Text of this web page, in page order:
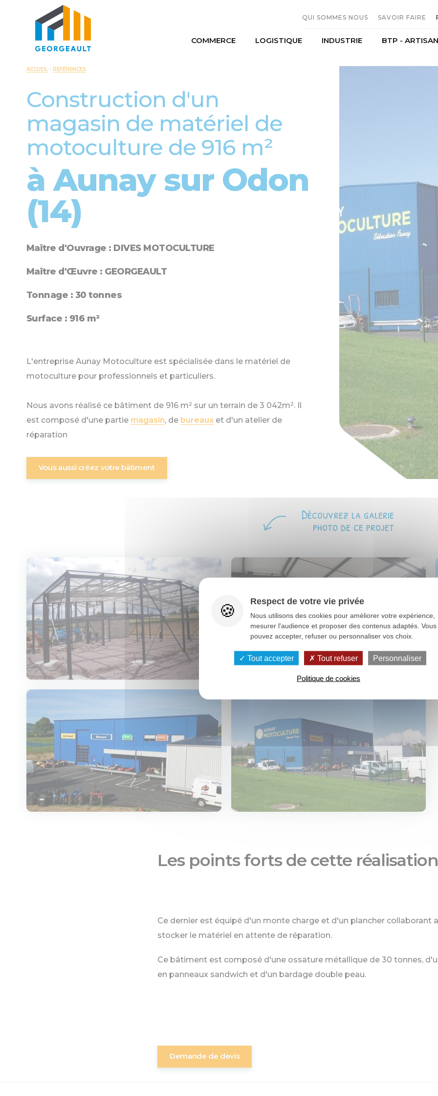
QUI SOMMES NOUS
Moyens humains
SAVOIR FAIRE
Serrurerie
COMMERCE LOGISTIQUE INDUSTRIE
Agroalimentaire
BTP -
ACCUEIL- RÉFÉRENCES
Construction d'un
magasin de matériel de
motoculture de 916 m²
à Aunay sur Odon
(14)
Maître d'Ouvrage : DIVES MOTOCULTURE
Maître d'Œuvre : GEORGEAULT
Tonnage : 30 tonnes
Surface : 916 m²
L'entreprise Aunay Motoculture est spécialisée dans le matériel de
motoculture pour professionnels et particuliers.
Nous avons réalisé ce bâtiment de 916 m² sur un terrain de 3 042m². Il
est composé d'une partie magasin, de bureauxet d'un atelier de
réparation
Vous aussi créez votre bâtiment
Découvrez la galerie
photo de ce projet
Les points forts de cette réalisation
Ce dernier est équipé d'un monte charge et d'un plancher collaborant
stocker le matériel en attente de réparation.
Ce bâtiment est composé d'une ossature métallique de 30 tonnes,
en panneaux sandwich et d'un bardage double peau.
Demande de devis
Respect de votre vie privée
Nous utilisons des cookies pour améliorer votre expérience,
mesurer l'audience et proposer des contenus adaptés. Vous
pouvez accepter, refuser ou personnaliser vos choix.
Tout accepter Tout refuser Personnaliser
Politique de cookies